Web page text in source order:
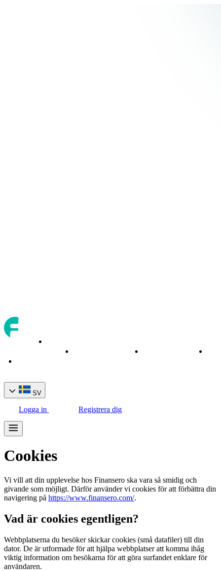
SV
Logga in Registrera dig
Cookies
Vi vill att din upplevelse hos Finansero ska vara så smidig och
givande som möjligt. Därför använder vi cookies för att förbättra din
navigering på https://www.finansero.com/.
Vad är cookies egentligen?
Webbplatserna du besöker skickar cookies (små datafiler) till din
dator. De är utformade för att hjälpa webbplatser att komma ihåg
viktig information om besökarna för att göra surfandet enklare för
användaren.